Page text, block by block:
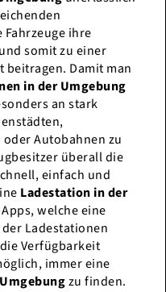
ihre
somit zu einer
Damit man
in der Umgebung
an stark
Autobahnen zu
überall die
einfach und
Ladestation in der
welche eine
Ladestationen
Verfügbarkeit
immer eine
zu finden.